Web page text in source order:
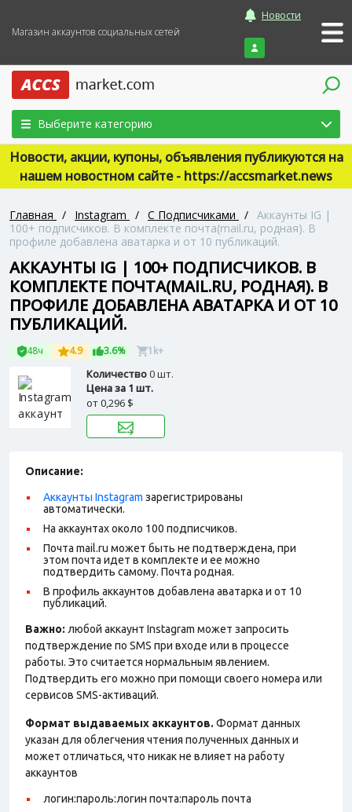
Магазин аккаунтов социальных сетей
Новости
Войти
Выберите категорию
Новости, акции, купоны, объявления публикуются на
нашем новостном сайте - https://accsmarket.news
Главная / Instagram / С Подписчиками / Аккаунты IG |
100+ подписчиков. В комплекте почта(mail.ru, родная). В
профиле добавлена аватарка и от 10 публикаций.
АККАУНТЫ IG | 100+ ПОДПИСЧИКОВ. В
КОМПЛЕКТЕ ПОЧТА(MAIL.RU, РОДНАЯ). В
ПРОФИЛЕ ДОБАВЛЕНА АВАТАРКА И ОТ 10
ПУБЛИКАЦИЙ.
48ч 4.9 3.6% 1k+
Количество0 шт.
Цена за 1 шт.
от0,296 $
Описание:
Аккаунты Instagram зарегистрированы
автоматически.
На аккаунтах около 100 подписчиков.
Почта mail.ru может быть не подтверждена, при
этом почта идет в комплекте и ее можно
подтвердить самому. Почта родная.
В профиль аккаунтов добавлена аватарка и от 10
публикаций.
Важно: любой аккаунт Instagram может запросить
подтверждение по SMS при входе или в процессе
работы. Это считается нормальным явлением.
Подтвердить его можно при помощи своего номера или
сервисов SMS-активаций.
Формат выдаваемых аккаунтов. Формат данных
указан для облегчения чтения полученных данных и
может отличаться, что никак не влияет на работу
аккаунтов
логин:пароль:логин почта:пароль почта